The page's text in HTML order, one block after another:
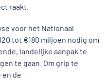
raakt.
voor het Nationaal
tot €180 miljoen nodig om
landelijke aanpak te
te gaan. Om grip te
de